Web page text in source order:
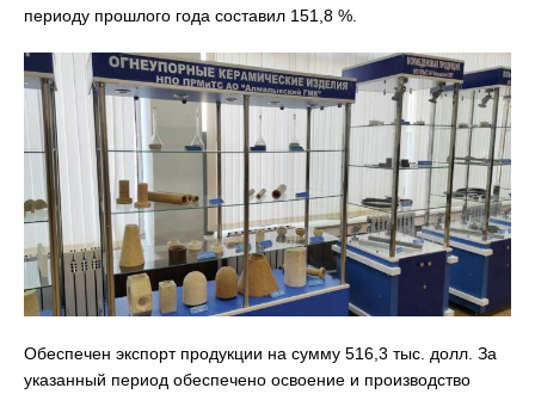
периоду прошлого года составил 151,8 %.
Обеспечен экспорт продукции на сумму 516,3 тыс. долл. За
указанный период обеспечено освоение и производство